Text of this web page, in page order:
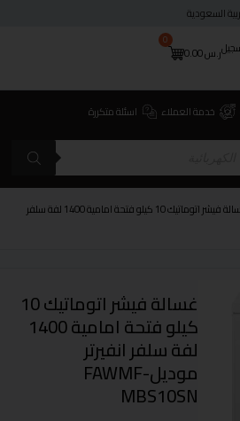
السعودية
ر.س0.00
0
خدمة العملاء اسئلة متكررة
/ غسالة فيشر اتوماتيك 10 كيلو فتحة امامية 1400 لفة سلفر
غسالة فيشر اتوماتيك 10
كيلو فتحة امامية 1400
لفة سلفر انفيرتر
موديلFAWMF-
MBS10SN